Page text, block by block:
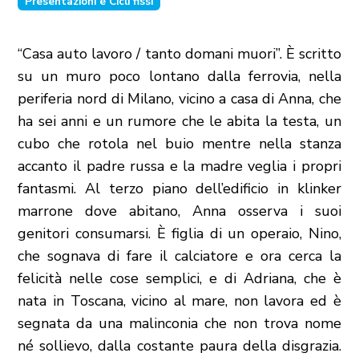
“Casa auto lavoro / tanto domani muori”. È scritto
su un muro poco lontano dalla ferrovia, nella
periferia nord di Milano, vicino a casa di Anna, che
ha sei anni e un rumore che le abita la testa, un
cubo che rotola nel buio mentre nella stanza
accanto il padre russa e la madre veglia i propri
fantasmi. Al terzo piano dell’edificio in klinker
marrone dove abitano, Anna osserva i suoi
genitori consumarsi. È figlia di un operaio, Nino,
che sognava di fare il calciatore e ora cerca la
felicità nelle cose semplici, e di Adriana, che è
nata in Toscana, vicino al mare, non lavora ed è
segnata da una malinconia che non trova nome
né sollievo, dalla costante paura della disgrazia.